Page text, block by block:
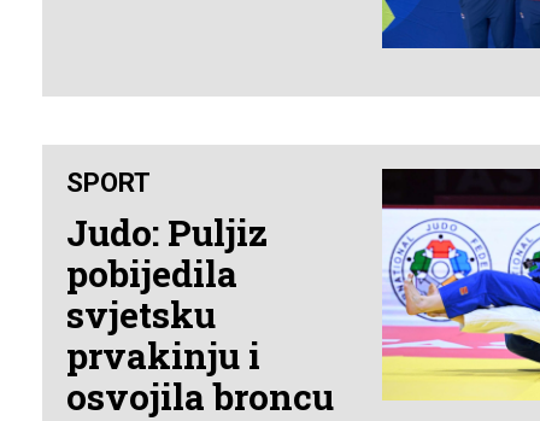
SPORT
Judo: Puljiz
pobijedila
svjetsku
prvakinju i
osvojila broncu